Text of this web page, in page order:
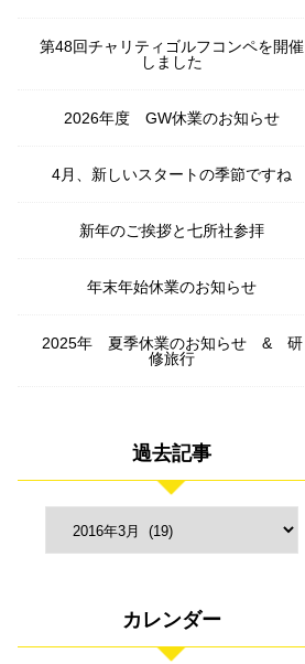
第48回チャリティゴルフコンペを開催
しました
2026年度 GW休業のお知らせ
4月、新しいスタートの季節ですね
新年のご挨拶と七所社参拝
年末年始休業のお知らせ
2025年 夏季休業のお知らせ & 研
修旅行
過去記事
カレンダー